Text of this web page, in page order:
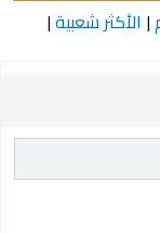
الأكثر شعبية